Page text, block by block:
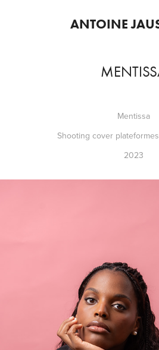
ANTOINE
Mentissa
Shooting cover
2023